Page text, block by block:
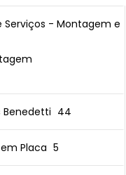
Serviços - Montagem e
Benedetti 44
Placa 5